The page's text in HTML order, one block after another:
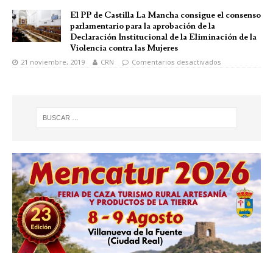
El PP de Castilla La Mancha consigue el consenso
parlamentario para la aprobación de la
Declaración Institucional de la Eliminación de la
Violencia contra las Mujeres
21 noviembre, 2019 CRN Comentarios desactivados